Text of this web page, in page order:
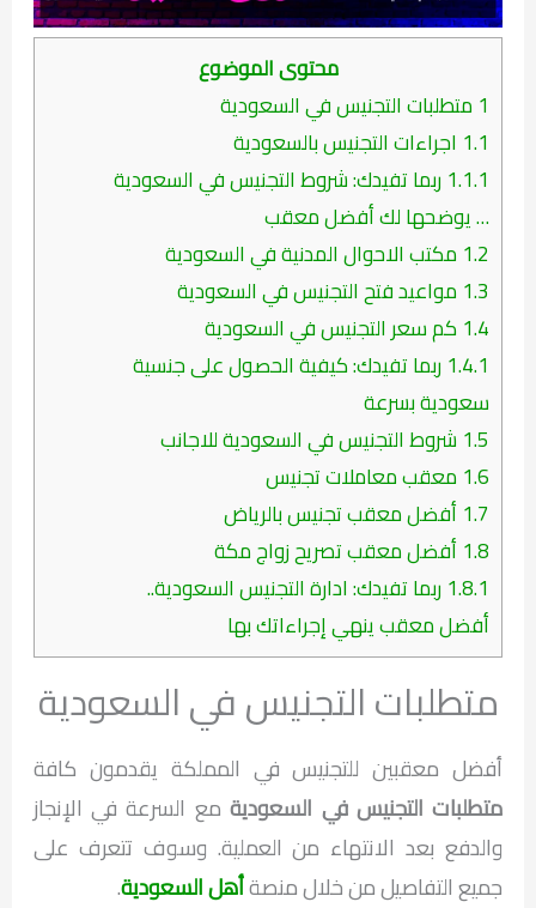
محتوى الموضوع
1 متطلبات التجنيس في السعودية
1.1 اجراءات التجنيس بالسعودية
1.1.1 ربما تفيدك: شروط التجنيس في السعودية
… يوضحها لك أفضل معقب
1.2 مكتب الاحوال المدنية في السعودية
1.3 مواعيد فتح التجنيس في السعودية
1.4 كم سعر التجنيس في السعودية
1.4.1 ربما تفيدك: كيفية الحصول على جنسية
سعودية بسرعة
1.5 شروط التجنيس في السعودية للاجانب
1.6 معقب معاملات تجنيس
1.7أفضل معقب تجنيس بالرياض
1.8أفضل معقب تصريح زواج مكة
1.8.1 ربما تفيدك: ادارة التجنيس السعودية..
أفضل معقب ينهي إجراءاتك بها
متطلبات التجنيس في السعودية
أفضل معقبين للتجنيس في المملكة يقدمون كافة
متطلبات التجنيس في السعوديةمع السرعة في الإنجاز
والدفع بعد الانتهاء من العملية. وسوف تتعرف على
جميع التفاصيل من خلال منصةأهل السعودية.